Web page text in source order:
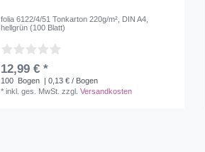
folia 6122/4/51 Tonkarton 220g/m², DIN A4,
hellgrün (100 Blatt)
12,99 € *
100 Bogen | 0,13 € / Bogen
*inkl. ges. MwSt. zzgl.Versandkosten